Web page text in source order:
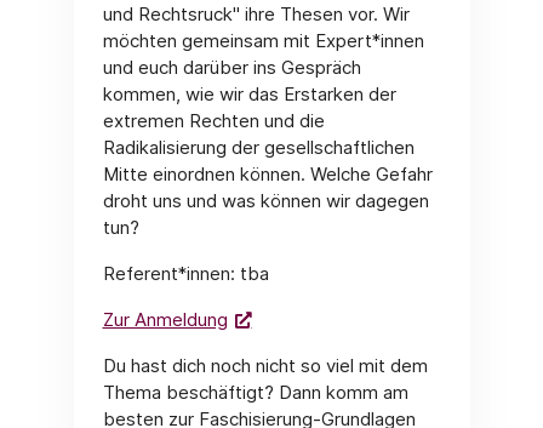
und Rechtsruck" ihre Thesen vor. Wir
möchten gemeinsam mit Expert*innen
und euch darüber ins Gespräch
kommen, wie wir das Erstarken der
extremen Rechten und die
Radikalisierung der gesellschaftlichen
Mitte einordnen können. Welche Gefahr
droht uns und was können wir dagegen
tun?
Referent*innen: tba
Zur Anmeldung
Du hast dich noch nicht so viel mit dem
Thema beschäftigt? Dann komm am
besten zur Faschisierung-Grundlagen